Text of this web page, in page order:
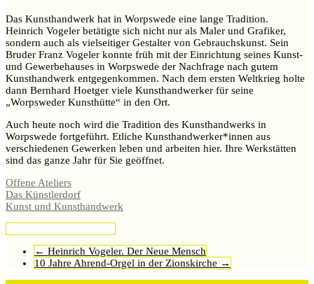
Das Kunsthandwerk hat in Worpswede eine lange Tradition.
Heinrich Vogeler betätigte sich nicht nur als Maler und Grafiker,
sondern auch als vielseitiger Gestalter von Gebrauchskunst. Sein
Bruder Franz Vogeler konnte früh mit der Einrichtung seines Kunst-
und Gewerbehauses in Worpswede der Nachfrage nach gutem
Kunsthandwerk entgegenkommen. Nach dem ersten Weltkrieg holte
dann Bernhard Hoetger viele Kunsthandwerker für seine
„Worpsweder Kunsthütte“ in den Ort.
Auch heute noch wird die Tradition des Kunsthandwerks in
Worpswede fortgeführt. Etliche Kunsthandwerker*innen aus
verschiedenen Gewerken leben und arbeiten hier. Ihre Werkstätten
sind das ganze Jahr für Sie geöffnet.
Offene Ateliers
Das Künstlerdorf
Kunst und Kunsthandwerk
← Heinrich Vogeler. Der Neue Mensch
10 Jahre Ahrend-Orgel in der Zionskirche →